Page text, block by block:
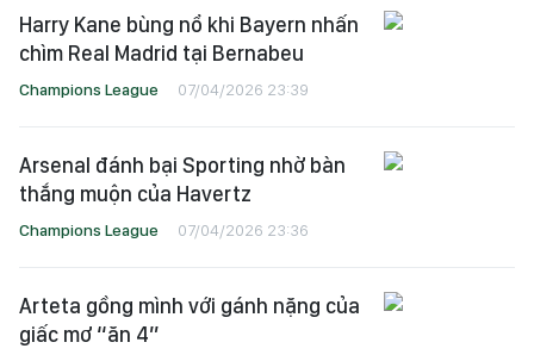
Harry Kane bùng nổ khi Bayern nhấn
chìm Real Madrid tại Bernabeu
Champions League 07/04/2026 23:39
Arsenal đánh bại Sporting nhờ bàn
thắng muộn của Havertz
Champions League 07/04/2026 23:36
Arteta gồng mình với gánh nặng của
giấc mơ “ăn 4”